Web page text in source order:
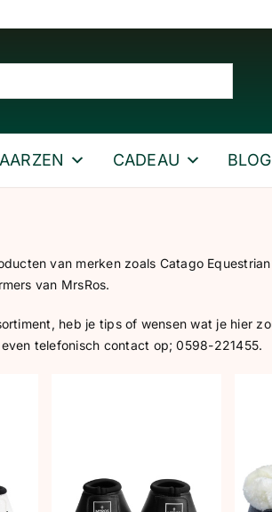
CADEAU BLOG
van merken zoals Catago
van MrsRos.
heb je tips of wensen wat je hier
telefonisch contact op; 0598-221455.